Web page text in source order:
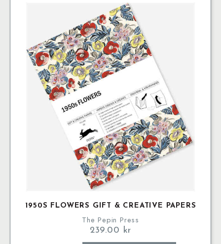
1950S FLOWERS GIFT & CREATIVE PAPERS
The Pepin Press
239.00 kr